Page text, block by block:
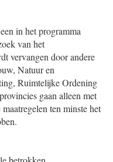
in het programma
van het
vervangen door andere
Natuur en
Ruimtelijke Ordening
gaan alleen met
ten minste het